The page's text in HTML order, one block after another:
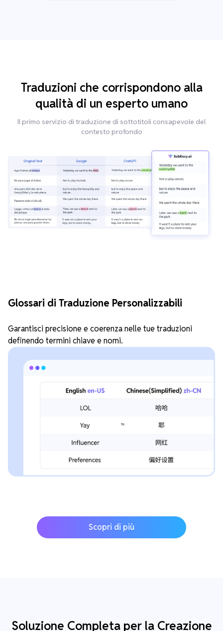
Traduzioni che corrispondono alla
qualità di un esperto umano
Il primo servizio di traduzione di sottotitoli consapevole del
contesto profondo
Glossari di Traduzione Personalizzabili
Garantisci precisione e coerenza nelle tue traduzioni
definendo termini chiave e nomi.
Scopri di più
Soluzione Completa per la Creazione